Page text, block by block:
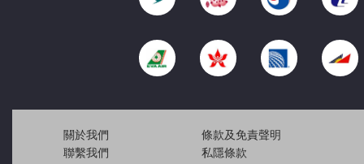
關於我們
聯繫我們
條款及免責聲明
私隱條款